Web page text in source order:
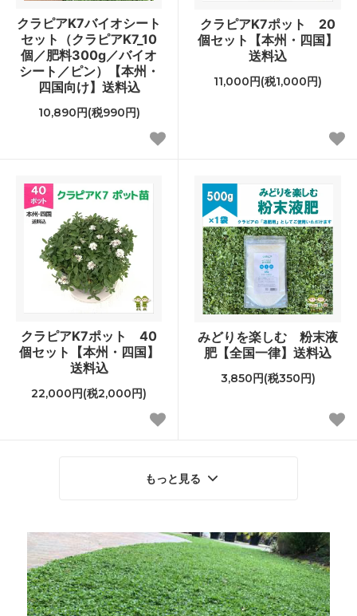
クラピアK7バイオシート
セット（クラピアK7_10
個／肥料300g／バイオ
シート／ピン）【本州・
四国向け】送料込
10,890円(税990円)
クラピアK7ポット 20
個セット【本州・四国】
送料込
11,000円(税1,000円)
クラピアK7ポット 40
個セット【本州・四国】
送料込
22,000円(税2,000円)
みどりを楽しむ 粉末液
肥【全国一律】送料込
3,850円(税350円)
もっと見る